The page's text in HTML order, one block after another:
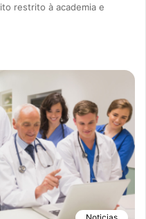
restrito à academia e